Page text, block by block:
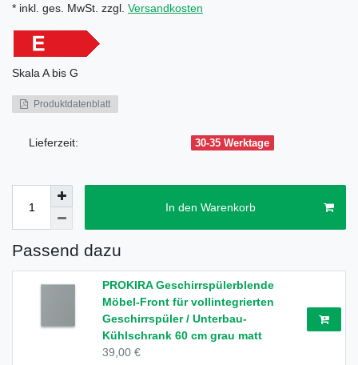
* inkl. ges. MwSt. zzgl. Versandkosten
Skala A bis G
Produktdatenblatt
Lieferzeit: 30-35 Werktage
In den Warenkorb
Passend dazu
PROKIRA Geschirrspülerblende
Möbel-Front für vollintegrierten
Geschirrspüler / Unterbau-
Kühlschrank 60 cm grau matt
39,00 €